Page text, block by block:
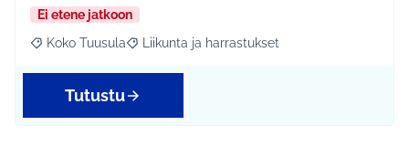
Ei etene jatkoon
Rajaa tulokset aihepiirin mukaan: Koko Tuusula
Koko Tuusula Rajaa tulokset teeman mukaan: Liikunta ja
Liikunta ja harrastukset
Tutustu